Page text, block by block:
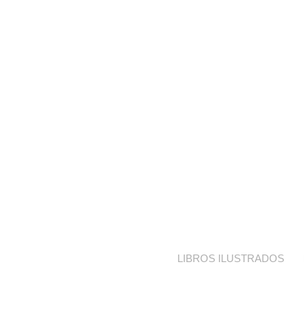
LIBROS ILUSTRADOS